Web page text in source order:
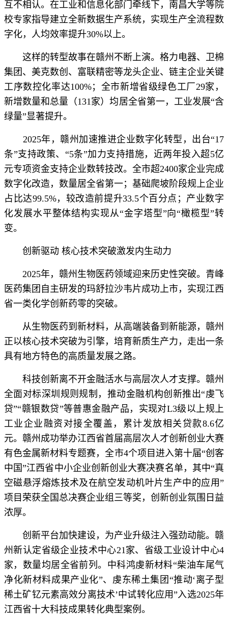
互不相认。在工业和信息化部门牵线下，南昌大学等院
校专家指导建立全新数据生产系统，实现生产全流程数
字化，人均效率提升30%以上。
这样的转型故事在赣州不断上演。格力电器、卫棉
集团、美克数创、富联精密等龙头企业、链主企业关键
工序数控化率达100%；全市新增省级绿色工厂29家，
新增数量和总量（131家）均居全省第一，工业发展“含
绿量”显著提升。
2025年，赣州加速推进企业数字化转型，出台“17
条”支持政策、“5条”加力支持措施，近两年投入超5亿
元专项资金支持企业数转技改。全市超2400家企业完成
数字化改造，数量居全省第一；基础爬坡阶段规上企业
占比达99.5%，较改造前提升33.5个百分点；产业数字
化发展水平整体结构实现从“金字塔型”向“橄榄型”转
变。
创新驱动 核心技术突破激发内生动力
2025年，赣州生物医药领域迎来历史性突破。青峰
医药集团自主研发的玛舒拉沙韦片成功上市，实现江西
省一类化学创新药零的突破。
从生物医药到新材料，从高端装备到新能源，赣州
正以核心技术突破为引擎，培育新质生产力，走出一条
具有地方特色的高质量发展之路。
科技创新离不开金融活水与高层次人才支撑。赣州
全面对标深圳规则规制，推动金融机构创新推出“虔飞
贷”“赣银数贷”等普惠金融产品，实现对L3级以上规上
工业企业融资对接全覆盖，累计发放相关贷款8.6亿
元。赣州成功举办江西省首届高层次人才创新创业大赛
有色金属新材料专题赛，全市4个项目进入第十届“创客
中国”江西省中小企业创新创业大赛决赛名单，其中“真
空磁悬浮熔炼技术及在航空发动机叶片生产中的应用”
项目荣获全国总决赛企业组三等奖，创新创业氛围日益
浓厚。
创新平台加快建设，为产业升级注入强劲动能。赣
州新认定省级企业技术中心21家、省级工业设计中心4
家，数量均居全省前列。中科鸿虔新材料“柴油车尾气
净化新材料成果产业化”、虔东稀土集团“推动‘离子型
稀土矿钇元素高效分离技术’中试转化应用”入选2025年
江西省十大科技成果转化典型案例。